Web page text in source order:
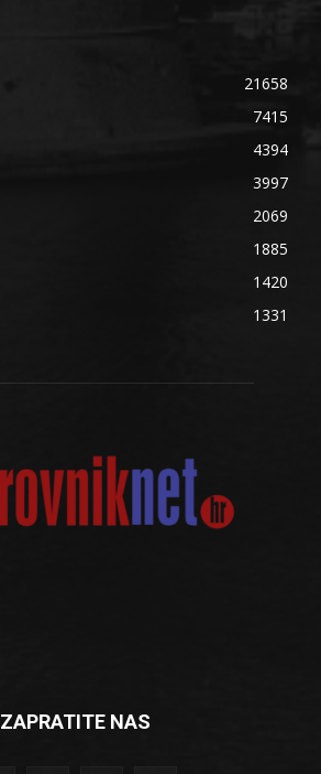
21658
7415
4394
3997
2069
1885
1420
1331
ZAPRATITE NAS